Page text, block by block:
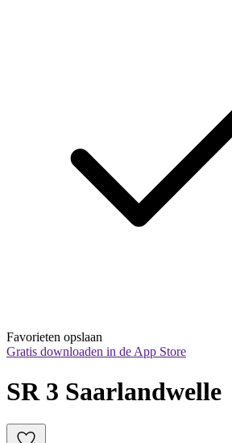
Favorieten opslaan
Gratis downloaden in de App Store
SR 3 Saarlandwelle